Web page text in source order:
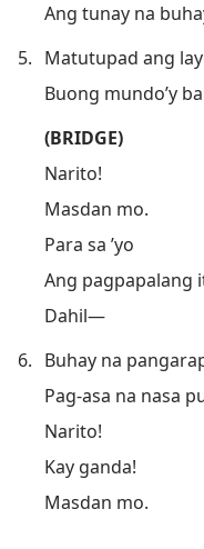
Ang tunay na
5. Matutupad ang
Buong mundo’y
(BRIDGE)
Narito!
Masdan mo.
Para sa ’yo
Ang pagpapalang
Dahil—
6. Buhay na
Pag-asa na nasa
Narito!
Kay ganda!
Masdan mo.